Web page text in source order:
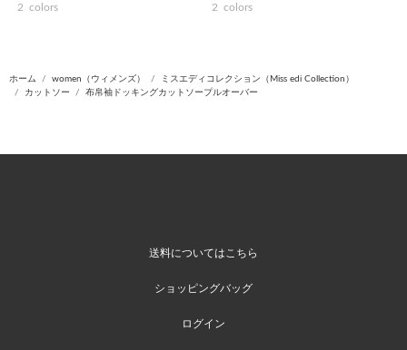
2 colors 2 colors
ホーム women（ウィメンズ）
ミスエディコレクション（Miss edi Collection）
カットソー
布帛袖ドッキングカットソープルオーバー
送料についてはこちら
ショッピングバッグ
ログイン